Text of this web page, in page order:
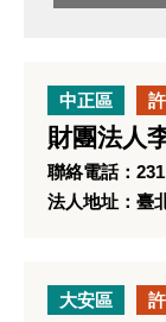
中正區
財團法人
聯絡電話：
法人地址：臺
大安區